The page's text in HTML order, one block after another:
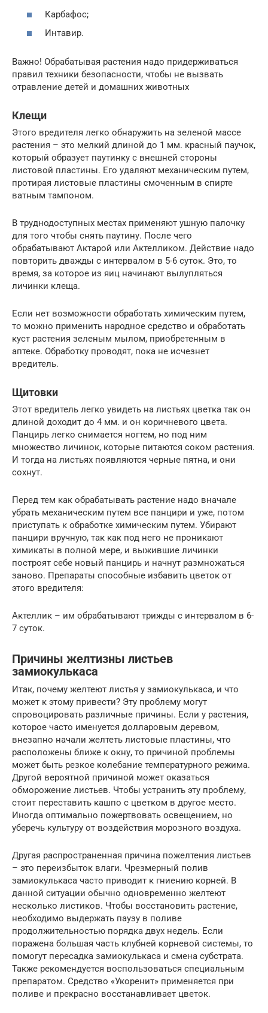
Карбафос;
Интавир.
Важно! Обрабатывая растения надо придерживаться
правил техники безопасности, чтобы не вызвать
отравление детей и домашних животных
Клещи
Этого вредителя легко обнаружить на зеленой массе
растения – это мелкий длиной до 1 мм. красный паучок,
который образует паутинку с внешней стороны
листовой пластины. Его удаляют механическим путем,
протирая листовые пластины смоченным в спирте
ватным тампоном.
В труднодоступных местах применяют ушную палочку
для того чтобы снять паутину. После чего
обрабатывают Актарой или Актелликом. Действие надо
повторить дважды с интервалом в 5-6 суток. Это, то
время, за которое из яиц начинают вылупляться
личинки клеща.
Если нет возможности обработать химическим путем,
то можно применить народное средство и обработать
куст растения зеленым мылом, приобретенным в
аптеке. Обработку проводят, пока не исчезнет
вредитель.
Щитовки
Этот вредитель легко увидеть на листьях цветка так он
длиной доходит до 4 мм. и он коричневого цвета.
Панцирь легко снимается ногтем, но под ним
множество личинок, которые питаются соком растения.
И тогда на листьях появляются черные пятна, и они
сохнут.
Перед тем как обрабатывать растение надо вначале
убрать механическим путем все панцири и уже, потом
приступать к обработке химическим путем. Убирают
панцири вручную, так как под него не проникают
химикаты в полной мере, и выжившие личинки
построят себе новый панцирь и начнут размножаться
заново. Препараты способные избавить цветок от
этого вредителя:
Актеллик – им обрабатывают трижды с интервалом в 6-
7 суток.
Причины желтизны листьев
замиокулькаса
Итак, почему желтеют листья у замиокулькаса, и что
может к этому привести? Эту проблему могут
спровоцировать различные причины. Если у растения,
которое часто именуется долларовым деревом,
внезапно начали желтеть листовые пластины, что
расположены ближе к окну, то причиной проблемы
может быть резкое колебание температурного режима.
Другой вероятной причиной может оказаться
обморожение листьев. Чтобы устранить эту проблему,
стоит переставить кашпо с цветком в другое место.
Иногда оптимально пожертвовать освещением, но
уберечь культуру от воздействия морозного воздуха.
Другая распространенная причина пожелтения листьев
– это переизбыток влаги. Чрезмерный полив
замиокулькаса часто приводит к гниению корней. В
данной ситуации обычно одновременно желтеют
несколько листиков. Чтобы восстановить растение,
необходимо выдержать паузу в поливе
продолжительностью порядка двух недель. Если
поражена большая часть клубней корневой системы, то
помогут пересадка замиокулькаса и смена субстрата.
Также рекомендуется воспользоваться специальным
препаратом. Средство «Укоренит» применяется при
поливе и прекрасно восстанавливает цветок.